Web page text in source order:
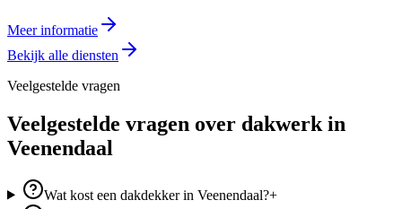
Meer informatie
Bekijk alle diensten
Veelgestelde vragen
Veelgestelde vragen over dakwerk in
Veenendaal
Wat kost een dakdekker in Veenendaal?+